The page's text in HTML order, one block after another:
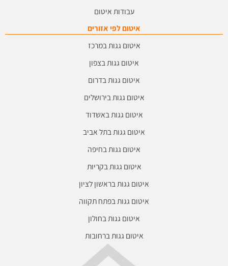
עבודות איטום
איטום לפי אזורים
איטום גגות במרכז
איטום גגות בצפון
איטום גגות בדרום
איטום גגות בירושלים
איטום גגות באשדוד
איטום גגות בתל אביב
איטום גגות בחיפה
איטום גגות בקריות
איטום גגות בראשון לציון
איטום גגות בפתח תקווה
איטום גגות בחולון
איטום גגות ברחובות